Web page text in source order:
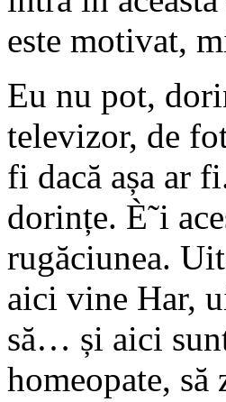
este motivat,
Eu nu pot,
televizor, de
fi dacă așa ar
dorințe. È˜i
rugăciunea.
aici vine Har,
să… și aici
homeopate, să